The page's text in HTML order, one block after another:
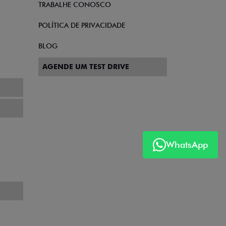
WhatsApp
TRABALHE CONOSCO
POLÍTICA DE PRIVACIDADE
BLOG
AGENDE UM TEST DRIVE